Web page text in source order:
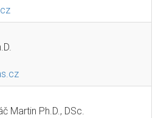
Martin Ph.D., DSc.